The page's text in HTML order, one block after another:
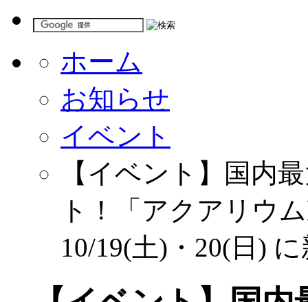
ホーム
お知らせ
イベント
【イベント】国内
ト！「アクアリウ
10/19(土)・20(日)